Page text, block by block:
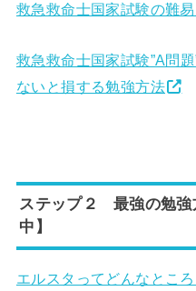
救急救命士国家試験の難易
救急救命士国家試験”A問
ないと損する勉強方法
ステップ２ 最強の勉強
中】
エルスタってどんなとこ